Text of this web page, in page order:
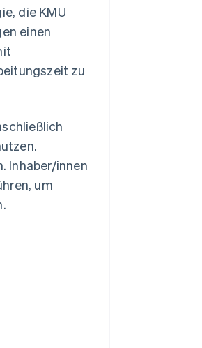
die KMU
einen
zu
Inhaber/innen
um